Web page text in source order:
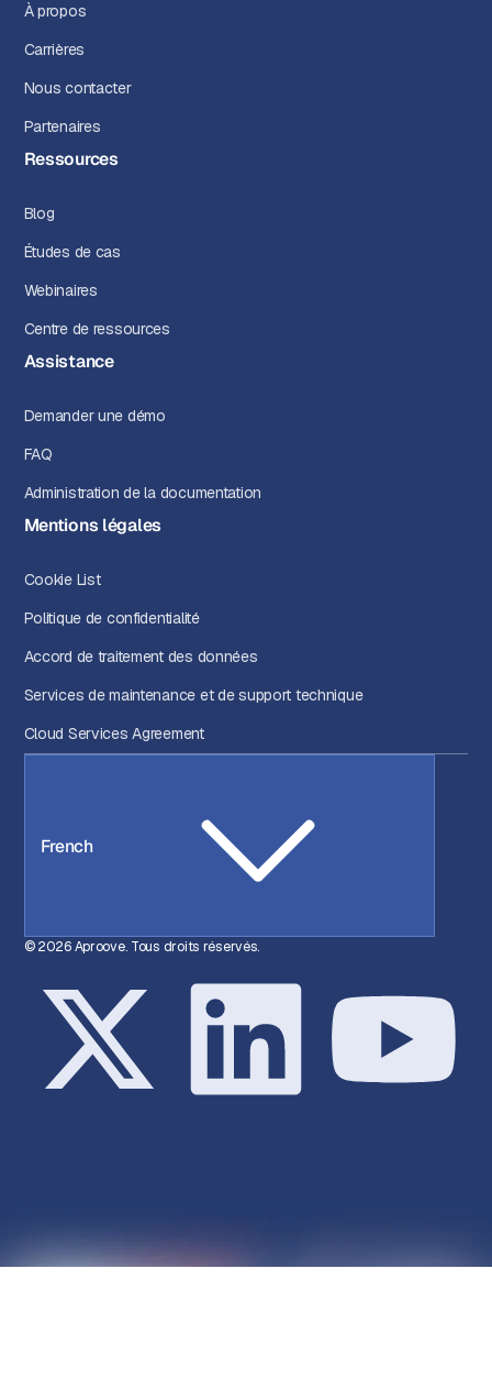
À propos
Carrières
Nous contacter
Partenaires
Ressources
Blog
Études de cas
Webinaires
Centre de ressources
Assistance
Demander une démo
FAQ
Administration de la documentation
Mentions légales
Cookie List
Politique de confidentialité
Accord de traitement des données
Services de maintenance et de support technique
Cloud Services Agreement
French
© 2026 Aproove. Tous droits réservés.